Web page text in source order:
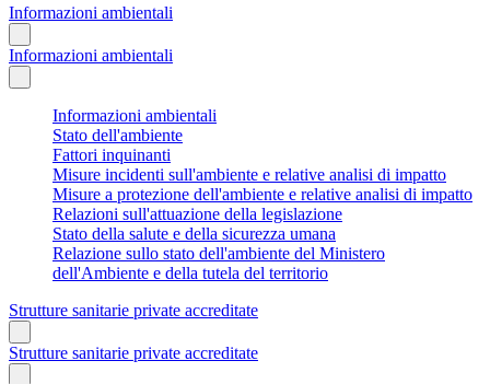
Informazioni ambientali
Informazioni ambientali
Informazioni ambientali
Stato dell'ambiente
Fattori inquinanti
Misure incidenti sull'ambiente e relative analisi di impatto
Misure a protezione dell'ambiente e relative analisi di impatto
Relazioni sull'attuazione della legislazione
Stato della salute e della sicurezza umana
Relazione sullo stato dell'ambiente del Ministero
dell'Ambiente e della tutela del territorio
Strutture sanitarie private accreditate
Strutture sanitarie private accreditate